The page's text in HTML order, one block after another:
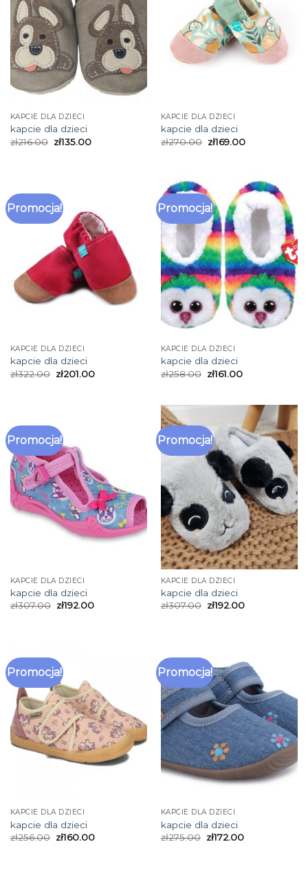
KAPCIE DLA DZIECI
kapcie dla dzieci
zł216.00 zł135.00
KAPCIE DLA DZIECI
kapcie dla dzieci
zł270.00 zł169.00
Promocja!
KAPCIE DLA DZIECI
kapcie dla dzieci
zł322.00 zł201.00
Promocja!
KAPCIE DLA DZIECI
kapcie dla dzieci
zł258.00 zł161.00
Promocja!
KAPCIE DLA DZIECI
kapcie dla dzieci
zł307.00 zł192.00
Promocja!
KAPCIE DLA DZIECI
kapcie dla dzieci
zł307.00 zł192.00
Promocja!
KAPCIE DLA DZIECI
kapcie dla dzieci
zł256.00 zł160.00
Promocja!
KAPCIE DLA DZIECI
kapcie dla dzieci
zł275.00 zł172.00